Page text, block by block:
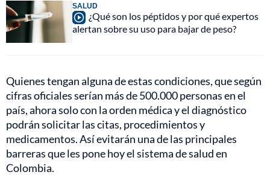
SALUD
¿Qué son los péptidos y por qué expertos
alertan sobre su uso para bajar de peso?
Quienes tengan alguna de estas condiciones, que según
cifras oficiales serían más de 500.000 personas en el
país, ahora solo con la orden médica y el diagnóstico
podrán solicitar las citas, procedimientos y
medicamentos. Así evitarán una de las principales
barreras que les pone hoy el sistema de salud en
Colombia.